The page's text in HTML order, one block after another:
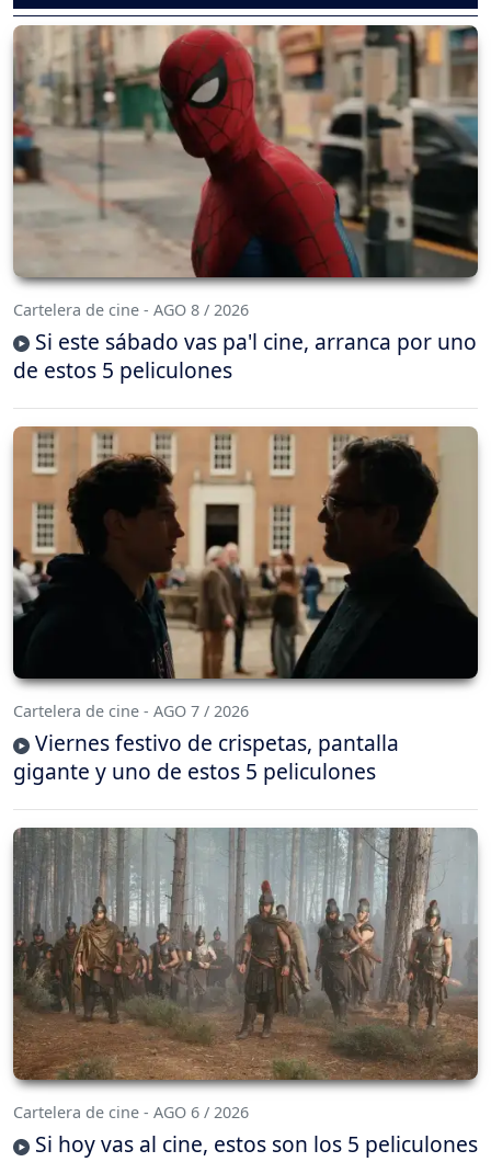
Cartelera de cine - AGO 8 / 2026
Si este sábado vas pa'l cine, arranca por uno
de estos 5 peliculones
Cartelera de cine - AGO 7 / 2026
Viernes festivo de crispetas, pantalla
gigante y uno de estos 5 peliculones
Cartelera de cine - AGO 6 / 2026
Si hoy vas al cine, estos son los 5 peliculones